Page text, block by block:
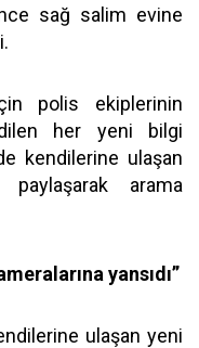
sağ salim evine
polis ekiplerinin
her yeni bilgi
kendilerine ulaşan
paylaşarak arama
yansıdı”
ulaşan yeni